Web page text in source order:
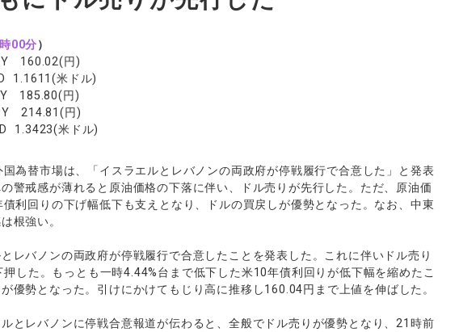
00分）
160.02(円)
1.1611(米ドル)
185.80(円)
214.81(円)
1.3423(米ドル)
為替市場は、「イスラエルとレバノンの両政府が停戦履行で合意した」と発表
警戒感が薄れると原油価格の下落に伴い、ドル売りが先行した。ただ、原油価
利回りの下げ幅低下も支えとなり、ドルの買戻しが優勢となった。なお、中東
根強い。
レバノンの両政府が停戦履行で合意したことを発表した。これに伴いドル売り
した。もっとも一時4.44%台まで低下した米10年債利回りが低下幅を縮めたこ
優勢となった。引けにかけてもじり高に推移し160.04円まで上値を伸ばした。
とレバノンに停戦合意報道が伝わると、全般でドル売りが優勢となり、21時前